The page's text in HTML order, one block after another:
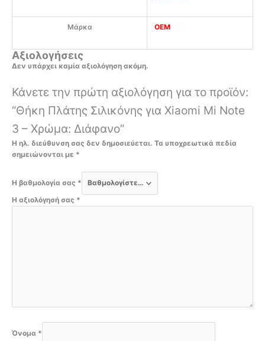
Μάρκα OEM
Αξιολογήσεις
Δεν υπάρχει καμία αξιολόγηση ακόμη.
Κάνετε την πρώτη αξιολόγηση για το προϊόν:
“Θήκη Πλάτης Σιλικόνης για Xiaomi Mi Note
3 – Χρώμα: Διάφανο”
Η ηλ. διεύθυνση σας δεν δημοσιεύεται. Τα υποχρεωτικά πεδία
σημειώνονται με *
Η βαθμολογία σας *
Η αξιολόγησή σας *
Όνομα *